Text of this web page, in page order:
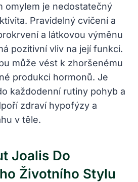
omylem je nedostatečný
Pravidelný cvičení a
a látkovou výměnu
pozitivní vliv na její funkci.
může vést k zhoršenému
produkci hormonů. Je
každodenní rutiny pohyb a
zdraví hypofýzy a
v těle.
Joalis Do
Životního Stylu